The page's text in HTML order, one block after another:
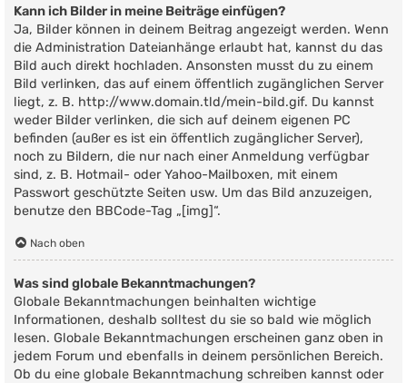
Kann ich Bilder in meine Beiträge einfügen?
Ja, Bilder können in deinem Beitrag angezeigt werden. Wenn
die Administration Dateianhänge erlaubt hat, kannst du das
Bild auch direkt hochladen. Ansonsten musst du zu einem
Bild verlinken, das auf einem öffentlich zugänglichen Server
liegt, z. B. http://www.domain.tld/mein-bild.gif. Du kannst
weder Bilder verlinken, die sich auf deinem eigenen PC
befinden (außer es ist ein öffentlich zugänglicher Server),
noch zu Bildern, die nur nach einer Anmeldung verfügbar
sind, z. B. Hotmail- oder Yahoo-Mailboxen, mit einem
Passwort geschützte Seiten usw. Um das Bild anzuzeigen,
benutze den BBCode-Tag „[img]“.
Nach oben
Was sind globale Bekanntmachungen?
Globale Bekanntmachungen beinhalten wichtige
Informationen, deshalb solltest du sie so bald wie möglich
lesen. Globale Bekanntmachungen erscheinen ganz oben in
jedem Forum und ebenfalls in deinem persönlichen Bereich.
Ob du eine globale Bekanntmachung schreiben kannst oder